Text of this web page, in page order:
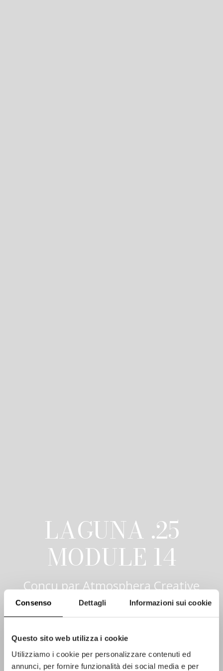
Consenso Dettagli Informazioni sui cookie
Questo sito web utilizza i cookie
Utilizziamo i cookie per personalizzare contenuti ed
annunci, per fornire funzionalità dei social media e per
LAGUNA .25
MODULE 14
Concu parAtmosphera Creative
Lab